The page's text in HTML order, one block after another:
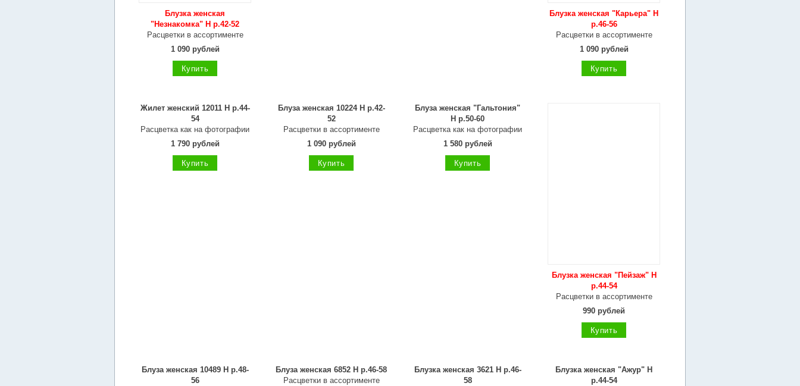
Блузка женская
"Незнакомка" Н р.42-52
Расцветки в ассортименте
1 090 рублей
Купить
Блузка женская "Карьера" Н
р.46-56
Расцветки в ассортименте
1 090 рублей
Купить
Жилет женский 12011 Н р.44-
54
Расцветка как на фотографии
1 790 рублей
Купить
Блуза женская 10224 Н р.42-
52
Расцветки в ассортименте
1 090 рублей
Купить
Блуза женская "Гальтония"
Н р.50-60
Расцветка как на фотографии
1 580 рублей
Купить
Блузка женская "Пейзаж" Н
р.44-54
Расцветки в ассортименте
990 рублей
Купить
Блуза женская 10489 Н р.48-
56
Блуза женская 6852 Н р.46-58
Расцветки в ассортименте
Блузка женская 3621 Н р.46-
58
Блузка женская "Ажур" Н
р.44-54